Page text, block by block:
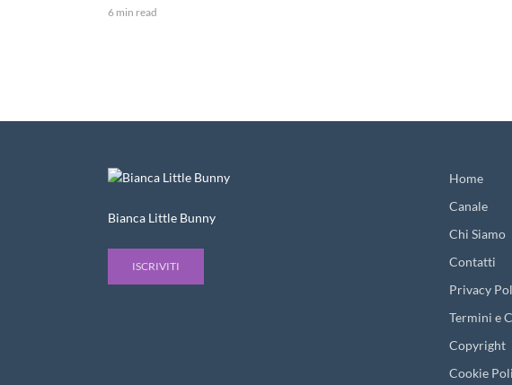
6 min read
Bianca Little Bunny
ISCRIVITI
Home
Canale
Chi Siamo
Contatti
Privacy
Termini e
Copyright
Cookie